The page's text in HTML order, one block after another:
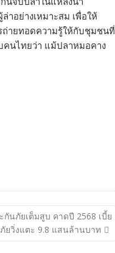
อย่างเหมาะสม เพื่อให้
ถ่ายทอดความรู้ให้กับชุมชนที่
คนไทยว่า แม้ปลาหมอคาง
นภัยเต็มสูบ คาดปี 2568 เบี้ย
ยวิ่งแตะ 9.8 แสนล้านบาท